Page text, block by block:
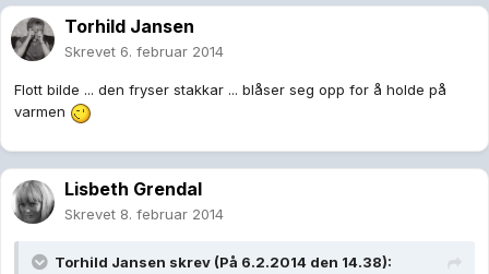
Torhild Jansen
Skrevet 6. februar 2014
Flott bilde ... den fryser stakkar ... blåser seg opp for å holde på
varmen
Lisbeth Grendal
Skrevet 8. februar 2014
Torhild Jansen skrev (På 6.2.2014 den 14.38):